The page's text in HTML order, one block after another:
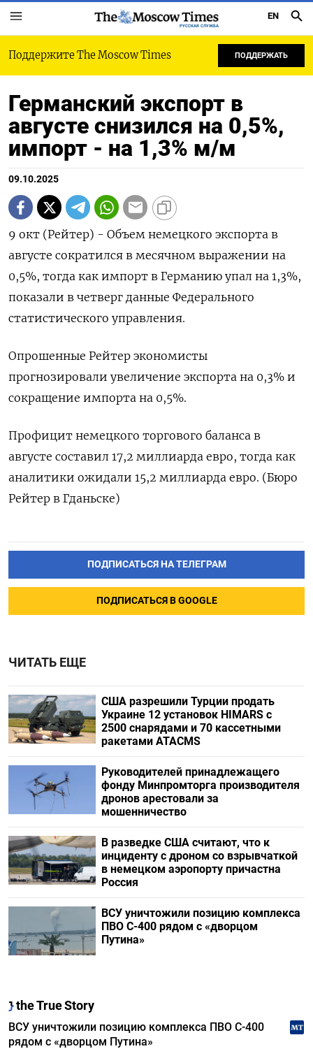
РУССКАЯ СЛУЖБА
EN
Поддержите The Moscow Times ПОДДЕРЖАТЬ
Германский экспорт в
августе снизился на 0,5%,
импорт - на 1,3% м/м
09.10.2025
9 окт (Рейтер) - Объем немецкого экспорта в
августе сократился в месячном выражении на
0,5%​​​​​​​​​, тогда как импорт в Германию упал на 1,3%​​​​​,
показали в четверг данные Федерального
статистического управления.
Опрошенные Рейтер экономисты
прогнозировали увеличение экспорта на 0,3% и
сокращение импорта на 0,5%.
Профицит немецкого торгового баланса в
августе составил 17,2 миллиарда евро, тогда как
аналитики ожидали 15,2 миллиарда евро. (Бюро
Рейтер в Гданьске)
ПОДПИСАТЬСЯ НА ТЕЛЕГРАМ
ПОДПИСАТЬСЯ В GOOGLE
ЧИТАТЬ ЕЩЕ
США разрешили Турции продать
Украине 12 установок HIMARS с
2500 снарядами и 70 кассетными
ракетами ATACMS
Руководителей принадлежащего
фонду Минпромторга производителя
дронов арестовали за
мошенничество
В разведке США считают, что к
инциденту с дроном со взрывчаткой
в немецком аэропорту причастна
Россия
ВСУ уничтожили позицию комплекса
ПВО С-400 рядом с «дворцом
Путина»